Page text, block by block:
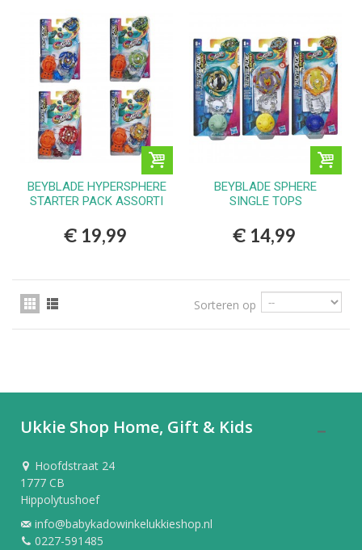
BEYBLADE HYPERSPHERE
STARTER PACK ASSORTI
€ 19,99
BEYBLADE SPHERE
SINGLE TOPS
€ 14,99
Sorteren op
Ukkie Shop Home, Gift & Kids
Hoofdstraat 24
1777 CB
Hippolytushoef
info@babykadowinkelukkieshop.nl
0227-591485